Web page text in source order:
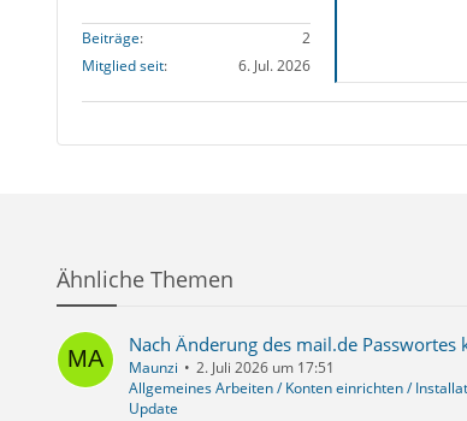
Beiträge
2
Mitglied seit
6. Jul. 2026
Ähnliche Themen
Maunzi
2. Juli 2026 um 17:51
Allgemeines Arbeiten / Konten einrichten /
Update